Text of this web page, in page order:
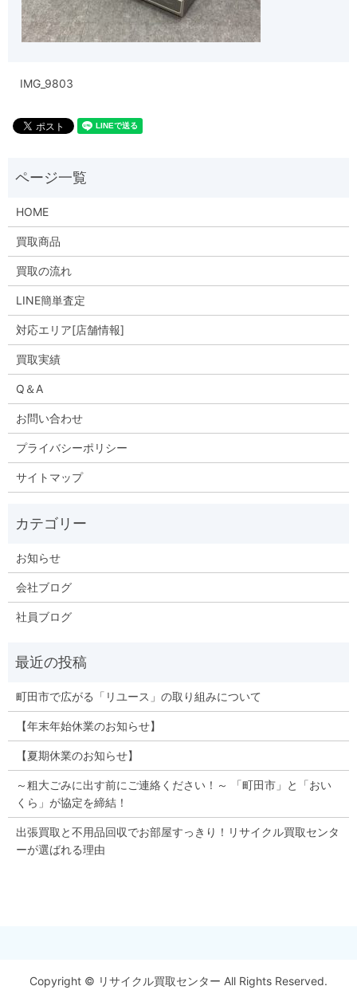
IMG_9803
HOME
買取商品
買取の流れ
LINE簡単査定
対応エリア[店舗情報]
買取実績
Q＆A
お問い合わせ
プライバシーポリシー
サイトマップ
お知らせ
会社ブログ
社員ブログ
町田市で広がる「リユース」の取り組みについて
【年末年始休業のお知らせ】
【夏期休業のお知らせ】
～粗大ごみに出す前にご連絡ください！～ 「町田市」と「おい
くら」が協定を締結！
出張買取と不用品回収でお部屋すっきり！リサイクル買取センタ
ーが選ばれる理由
Copyright © リサイクル買取センター All Rights Reserved.